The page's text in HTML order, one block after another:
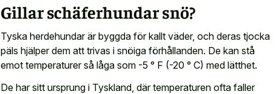
Gillar schäferhundar snö?
Tyska herdehundar är byggda för kallt väder, och deras tjocka
päls hjälper dem att trivas i snöiga förhållanden. De kan stå
emot temperaturer så låga som -5 ° F (-20 ° C) med lätthet.
De har sitt ursprung i Tyskland, där temperaturen ofta faller